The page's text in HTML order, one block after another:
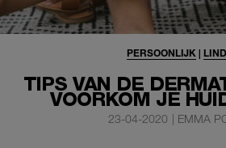
TIPS VAN DE
VOORKOM JE
PERSOONLIJK|
23-04-2020 | EMMA